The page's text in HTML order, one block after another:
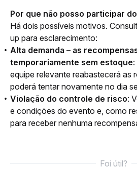
Por que não posso participar
Há dois possíveis motivos.
up para esclarecimento:
Alta demanda – as
temporariamente sem estoque
equipe relevante reabastecerá as
poderá tentar novamente no dia
Violação do controle de risco:
e condições do evento e, como
para receber nenhuma
Foi útil?